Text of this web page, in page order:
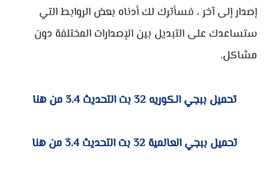
إصدار إلى آخر ، فسأترك لك أدناه بعض الروابط التي
ستساعدك على التبديل بين الإصدارات المختلفة دون
مشاكل.
تحميل ببجي الكوريه 32 بت التحديث 3.4 من هنا
تحميل ببجي العالمية 32 بت التحديث 3.4 من هنا